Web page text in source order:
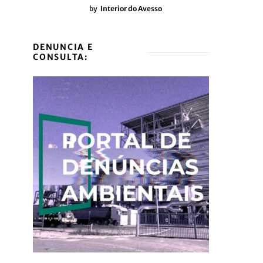
by Interior do Avesso
DENUNCIA E
CONSULTA: